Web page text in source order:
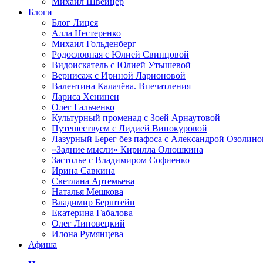
Блоги
Блог Лицея
Алла Нестеренко
Михаил Гольденберг
Родословная с Юлией Свинцовой
Видоискатель с Юлией Утышевой
Вернисаж с Ириной Ларионовой
Валентина Калачёва. Впечатления
Лариса Хенинен
Олег Гальченко
Культурный променад с Зоей Арнаутовой
Путешествуем с Лидией Винокуровой
Лазурный Берег без пафоса с Александрой
«Задние мысли» Кирилла Олюшкина
Застолье с Владимиром Софиенко
Ирина Савкина
Светлана Артемьева
Наталья Мешкова
Владимир Берштейн
Екатерина Габалова
Олег Липовецкий
Илона Румянцева
Афиша